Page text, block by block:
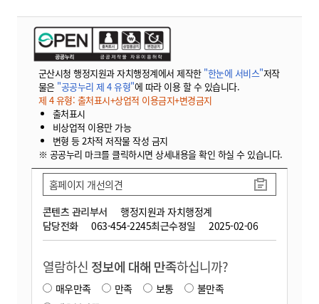
군산시청 행정지원과 자치행정계에서 제작한 "한눈에 서비스"저작
물은 "공공누리 제 4 유형"에 따라 이용 할 수 있습니다.
제 4 유형: 출처표시+상업적 이용금지+변경금지
출처표시
비상업적 이용만 가능
변형 등 2차적 저작물 작성 금지
※ 공공누리 마크를 클릭하시면 상세내용을 확인 하실 수 있습니다.
콘텐츠 관리부서
행정지원과 자치행정계
담당전화
063-454-2245최근수정일 2025-02-06
홈페이지 개선의견
열람하신 정보에 대해 만족하십니까?
매우만족 만족 보통
불만족